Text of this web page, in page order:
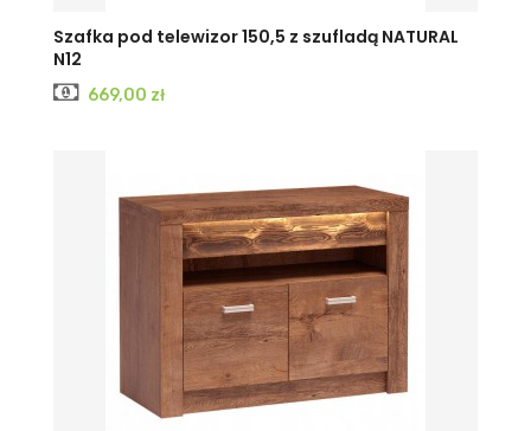
Szafka pod telewizor 150,5 z szufladą NATURAL
N12
Cena
669,00 zł